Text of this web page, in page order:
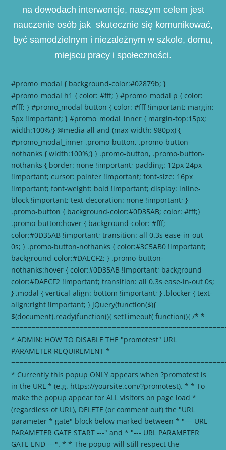
na dowodach interwencje, naszym celem jest
nauczenie osób jak skutecznie się komunikować,
być samodzielnym i niezależnym w szkole, domu,
miejscu pracy i społeczności.
#promo_modal { background-color:#02879b; }
#promo_modal h1 { color: #fff; } #promo_modal p { color:
#fff; } #promo_modal button { color: #fff !important; margin:
5px !important; } #promo_modal_inner { margin-top:15px;
width:100%;} @media all and (max-width: 980px) {
#promo_modal_inner .promo-button, .promo-button-
nothanks { width:100%;} } .promo-button, .promo-button-
nothanks { border: none !important; padding: 12px 24px
!important; cursor: pointer !important; font-size: 16px
!important; font-weight: bold !important; display: inline-
block !important; text-decoration: none !important; }
.promo-button { background-color:#0D35AB; color: #fff;}
.promo-button:hover { background-color: #fff;
color:#0D35AB !important; transition: all 0.3s ease-in-out
0s; } .promo-button-nothanks { color:#3C5AB0 !important;
background-color:#DAECF2; } .promo-button-
nothanks:hover { color:#0D35AB !important; background-
color:#DAECF2 !important; transition: all 0.3s ease-in-out 0s;
} .modal { vertical-align: bottom !important; } .blocker { text-
align:right !important; } jQuery(function($){
$(document).ready(function(){ setTimeout( function(){ /* *
* ADMIN: HOW TO DISABLE THE "promotest" URL
PARAMETER REQUIREMENT *
* Currently this popup ONLY appears when ?promotest is
in the URL * (e.g. https://yoursite.com/?promotest). * * To
make the popup appear for ALL visitors on page load *
(regardless of URL), DELETE (or comment out) the "URL
parameter * gate" block below marked between * "--- URL
PARAMETER GATE START ---" and * "--- URL PARAMETER
GATE END ---". * * The popup will still respect the